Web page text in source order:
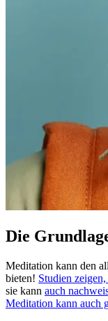
Die
Meditation kann den
bieten! Stu­dien
sie kann auch
Meditation kann auch